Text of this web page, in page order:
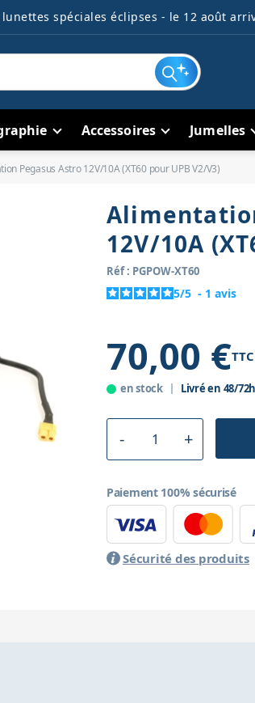
lunettes spéciales éclipses - le 12 août
Accessoires Jumelles
Pegasus Astro 12V/10A (XT60 pour UPB V2/V3)
12V/10A
Réf : PGPOW-XT60
5/5 - 1 avis
70,00 €TTC
en stock Livré en 48/
Paiement 100% sécurisé
Sécurité des produits